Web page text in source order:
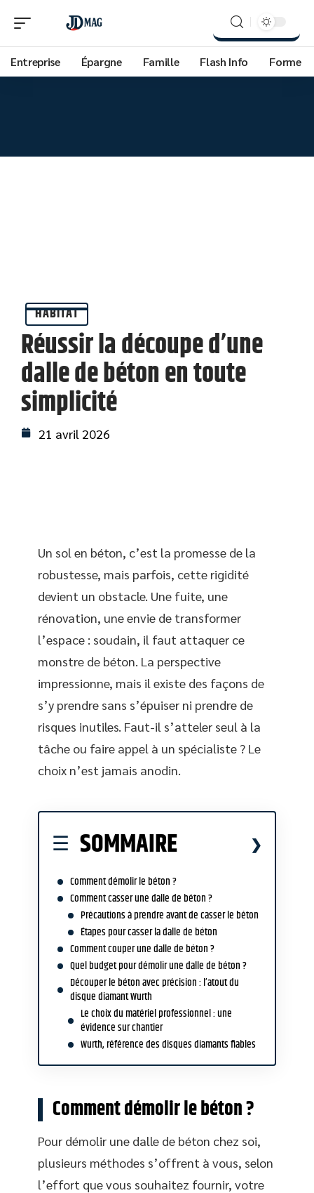
Entreprise Épargne Famille Flash Info Forme
HABITAT
Réussir la découpe d’une
dalle de béton en toute
simplicité
21 avril 2026
Un sol en béton, c’est la promesse de la
robustesse, mais parfois, cette rigidité
devient un obstacle. Une fuite, une
rénovation, une envie de transformer
l’espace : soudain, il faut attaquer ce
monstre de béton. La perspective
impressionne, mais il existe des façons de
s’y prendre sans s’épuiser ni prendre de
risques inutiles. Faut-il s’atteler seul à la
tâche ou faire appel à un spécialiste ? Le
choix n’est jamais anodin.
SOMMAIRE
Comment démolir le béton ?
Comment casser une dalle de béton ?
Précautions à prendre avant de casser le béton
Étapes pour casser la dalle de béton
Comment couper une dalle de béton ?
Quel budget pour démolir une dalle de béton ?
Découper le béton avec précision : l’atout du
disque diamant Wurth
Le choix du matériel professionnel : une
évidence sur chantier
Wurth, référence des disques diamants fiables
Comment démolir le béton ?
Pour démolir une dalle de béton chez soi,
plusieurs méthodes s’offrent à vous, selon
l’effort que vous souhaitez fournir, votre